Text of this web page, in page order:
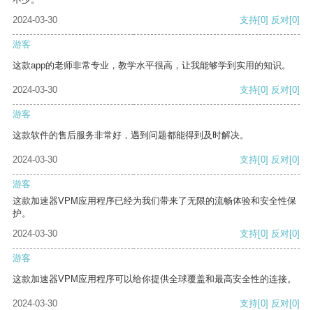
2024-03-30
支持[0] 反对[0]
游客
这款app的老师非常专业，教学水平很高，让我能够学到实用的知识。
2024-03-30 支持[0] 反对[0]
游客
这款软件的售后服务非常好，遇到问题都能得到及时解决。
2024-03-30 支持[0] 反对[0]
游客
这款加速器VPM应用程序已经为我们带来了无限的流畅体验和安全性保
护。
2024-03-30
支持[0] 反对[0]
游客
这款加速器VPM应用程序可以给你提供全球覆盖和最高安全性的连接。
2024-03-30 支持[0] 反对[0]